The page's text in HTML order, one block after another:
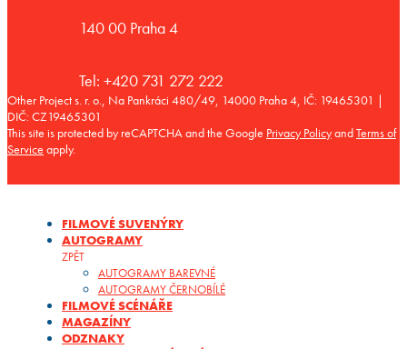
140 00 Praha 4
Tel: +420 731 272 222
Other Project s. r. o., Na Pankráci 480/49, 14000 Praha 4, IČ: 19465301 |
DIČ: CZ19465301
This site is protected by reCAPTCHA and the Google Privacy PolicyandTerms of
Service apply.
FILMOVÉ SUVENÝRY
AUTOGRAMY
ZPĚT
AUTOGRAMY BAREVNÉ
AUTOGRAMY ČERNOBÍLÉ
FILMOVÉ SCÉNÁŘE
MAGAZÍNY
ODZNAKY